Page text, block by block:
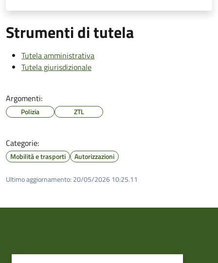
Strumenti di tutela
Tutela amministrativa
Tutela giurisdizionale
Argomenti:
Polizia ZTL
Categorie:
Mobilità e trasporti Autorizzazioni
Ultimo aggiornamento: 20/05/2026 10:25.11